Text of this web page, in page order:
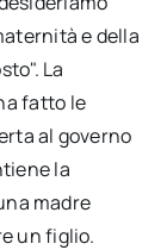
e della
La
fatto le
al governo
la
madre
un figlio.